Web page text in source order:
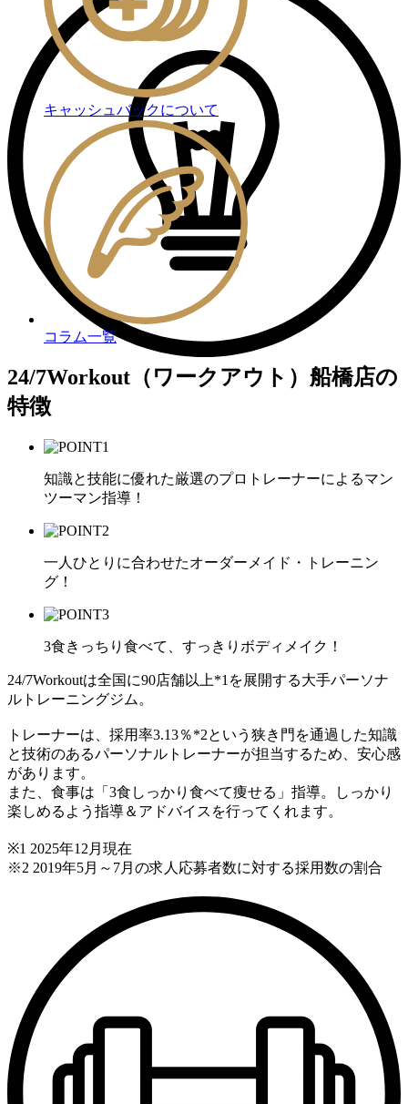
キャッシュバックについて
コラム一覧
24/7Workout（ワークアウト）船橋店の
特徴
知識と技能に優れた厳選のプロトレーナーによるマン
ツーマン指導！
一人ひとりに合わせたオーダーメイド・トレーニン
グ！
3食きっちり食べて、すっきりボディメイク！
24/7Workoutは全国に90店舗以上*1を展開する大手パーソナ
ルトレーニングジム。
トレーナーは、採用率3.13％*2という狭き門を通過した知識
と技術のあるパーソナルトレーナーが担当するため、安心感
があります。
また、食事は「3食しっかり食べて痩せる」指導。しっかり
楽しめるよう指導＆アドバイスを行ってくれます。
※1 2025年12月現在
※2 2019年5月～7月の求人応募者数に対する採用数の割合